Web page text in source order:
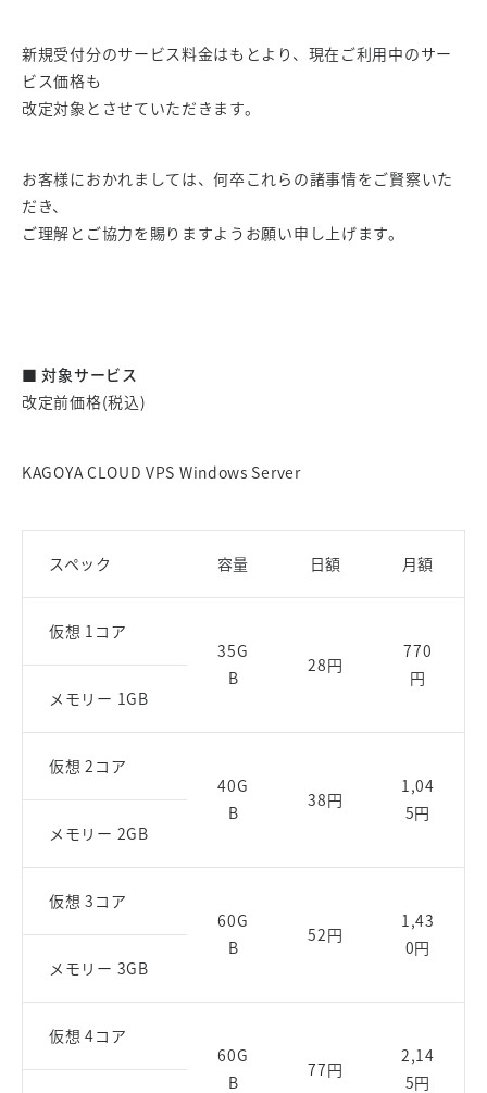
新規受付分のサービス料金はもとより、現在ご利用中のサー
ビス価格も
改定対象とさせていただきます。
お客様におかれましては、何卒これらの諸事情をご賢察いた
だき、
ご理解とご協力を賜りますようお願い申し上げます。
■ 対象サービス
改定前価格(税込)
KAGOYA CLOUD VPS Windows Server
スペック 容量 日額 月額
仮想 1コア
35G
B
28円
770
円
メモリー 1GB
仮想 2コア
40G
B
38円
1,04
5円
メモリー 2GB
仮想 3コア
60G
B
52円
1,43
0円
メモリー 3GB
仮想 4コア
60G
B
77円
2,14
5円